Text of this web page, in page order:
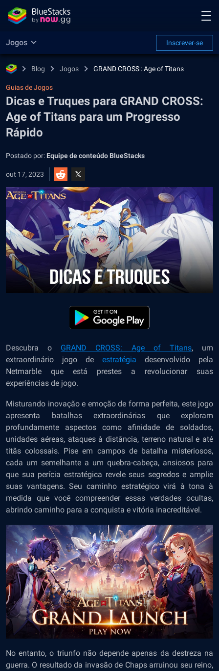
Jogos Inscrever-se
Blog Jogos GRAND CROSS : Age of Titans
Guias de Jogos
Dicas e Truques para GRAND CROSS:
Age of Titans para um Progresso
Rápido
Postado por: Equipe de conteúdo BlueStacks
out 17, 2023
Descubra o GRAND CROSS: Age of Titans, um
extraordinário jogo de estratégia desenvolvido pela
Netmarble que está prestes a revolucionar suas
experiências de jogo.
Misturando inovação e emoção de forma perfeita, este jogo
apresenta batalhas extraordinárias que exploram
profundamente aspectos como afinidade de soldados,
unidades aéreas, ataques à distância, terreno natural e até
titãs colossais. Pise em campos de batalha misteriosos,
cada um semelhante a um quebra-cabeça, ansiosos para
que sua perícia estratégica revele seus segredos e amplie
suas vantagens. Seu caminho estratégico virá à tona à
medida que você compreender essas verdades ocultas,
abrindo caminho para a conquista e vitória inacreditável.
No entanto, o triunfo não depende apenas da destreza na
guerra. O resultado da invasão de Chaps arruinou seu reino,